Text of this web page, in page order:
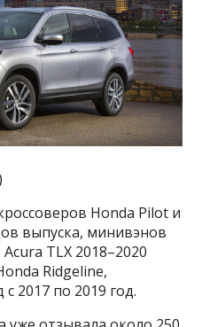
Honda Pilot и
выпуска, минивэнов
TLX 2018–2020
Ridgeline,
2017 по 2019 год.